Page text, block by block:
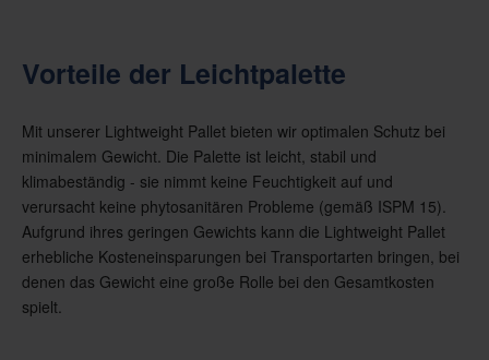
Vorteile der Leichtpalette
Mit unserer Lightweight Pallet bieten wir optimalen Schutz bei
minimalem Gewicht. Die Palette ist leicht, stabil und
klimabeständig - sie nimmt keine Feuchtigkeit auf und
verursacht keine phytosanitären Probleme (gemäß ISPM 15).
Aufgrund ihres geringen Gewichts kann die Lightweight Pallet
erhebliche Kosteneinsparungen bei Transportarten bringen, bei
denen das Gewicht eine große Rolle bei den Gesamtkosten
spielt.